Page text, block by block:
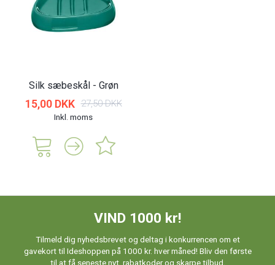
Silk sæbeskål - Grøn
15,00 DKK 27,50 DKK
Inkl. moms
VIND 1000 kr!
Tilmeld dig nyhedsbrevet og deltag i konkurrencen om et
gavekort til Ideshoppen på 1000 kr. hver måned! Bliv den første
til at få seneste nyt, rabatkoder og skarpe tilbud.